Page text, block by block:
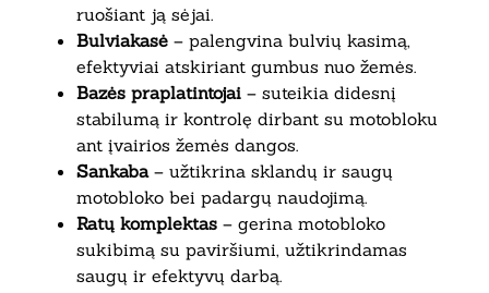
ruošiant ją sėjai.
Bulviakasė – palengvina bulvių kasimą,
efektyviai atskiriant gumbus nuo žemės.
Bazės praplatintojai – suteikia didesnį
stabilumą ir kontrolę dirbant su motobloku
ant įvairios žemės dangos.
Sankaba– užtikrina sklandų ir saugų
motobloko bei padargų naudojimą.
Ratų komplektas – gerina motobloko
sukibimą su paviršiumi, užtikrindamas
saugų ir efektyvų darbą.